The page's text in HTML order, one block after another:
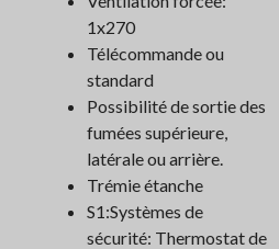
1x270
Télécommande ou
standard
Possibilité de sortie des
fumées supérieure,
latérale ou arrière.
Trémie étanche
S1:Systèmes de
sécurité: Thermostat de